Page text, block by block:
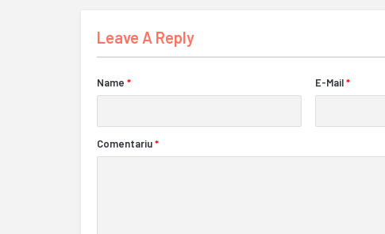
Leave A Reply
Name * E-Mail *
Comentariu*